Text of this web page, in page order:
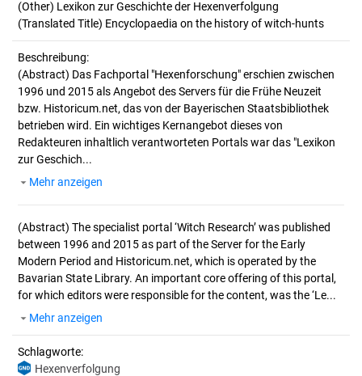
(Other) Lexikon zur Geschichte der Hexenverfolgung
(Translated Title) Encyclopaedia on the history of witch-hunts
Beschreibung:
(Abstract) Das Fachportal "Hexenforschung" erschien zwischen
1996 und 2015 als Angebot des Servers für die Frühe Neuzeit
bzw. Historicum.net, das von der Bayerischen Staatsbibliothek
betrieben wird. Ein wichtiges Kernangebot dieses von
Redakteuren inhaltlich verantworteten Portals war das "Lexikon
zur Geschich...
Mehr anzeigen
(Abstract) The specialist portal ‘Witch Research’ was published
between 1996 and 2015 as part of the Server for the Early
Modern Period and Historicum.net, which is operated by the
Bavarian State Library. An important core offering of this portal,
for which editors were responsible for the content, was the ‘Le...
Mehr anzeigen
Schlagworte:
Hexenverfolgung